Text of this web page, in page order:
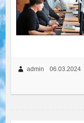
admin 06.03.2024